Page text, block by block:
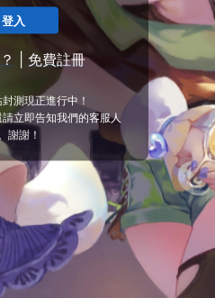
登入
免費註冊
測現正進行中！
立即告知我們的客服人
謝謝！